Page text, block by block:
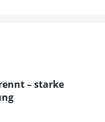
– starke